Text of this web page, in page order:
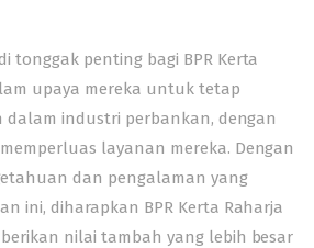
tonggak penting bagi BPR Kerta
upaya mereka untuk tetap
dalam industri perbankan, dengan
layanan mereka. Dengan
dan pengalaman yang
ini, diharapkan BPR Kerta Raharja
nilai tambah yang lebih besar